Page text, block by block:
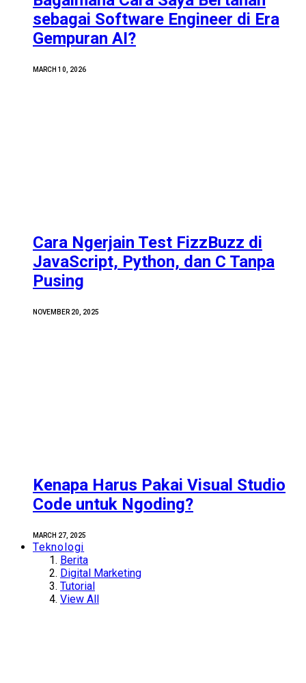
sebagai Software Engineer di Era
Gempuran AI?
MARCH 10, 2026
Cara Ngerjain Test FizzBuzz di
JavaScript, Python, dan C Tanpa
Pusing
NOVEMBER 20, 2025
Kenapa Harus Pakai Visual Studio
Code untuk Ngoding?
MARCH 27, 2025
Teknologi
Berita
Digital Marketing
Tutorial
View All